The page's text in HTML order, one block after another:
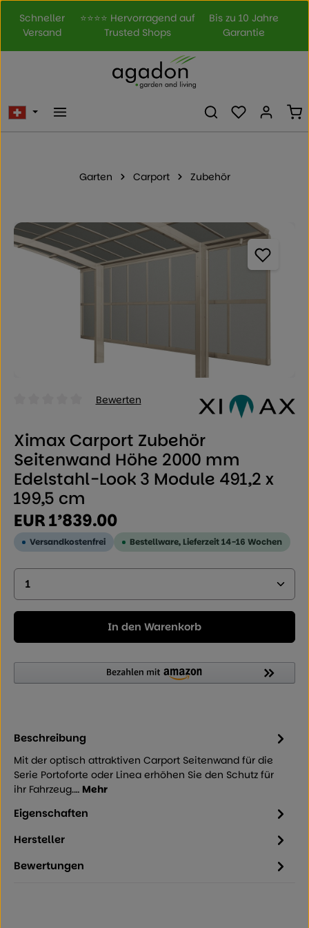
Zum Hauptinhalt springen
Schneller
Versand
⭐⭐⭐⭐ Hervorragend auf
Trusted Shops
Bis zu 10 Jahre
Garantie
Du hast 0
Garten Carport Zubehör
Bildergalerie überspringen
Durchschnittliche Bewertung von 0 von 5 Sternen
Bewerten
Ximax Carport Zubehör
Seitenwand Höhe 2000 mm
Edelstahl-Look 3 Module 491,2 x
199,5 cm
Regulärer Preis:
EUR 1’839.00
Versandkostenfrei Bestellware, Lieferzeit 14-16 Wochen
Produkt Anzahl: Geben Sie den gewünschten
In den Warenkorb
Beschreibung
Mit der optisch attraktiven Carport Seitenwand für die
Serie Portoforte oder Linea erhöhen Sie den Schutz für
ihr Fahrzeug.… Mehr
Eigenschaften
Hersteller
Bewertungen